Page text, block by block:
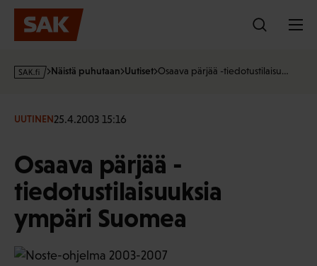
Hyppää
sisältöön
s
·
Näistä puhutaan Uutiset Osaava pärjää -tiedotustilaisu…
UUTINEN25.4.2003 15:16
Osaava pärjää -
tiedotustilaisuuksia
ympäri Suomea